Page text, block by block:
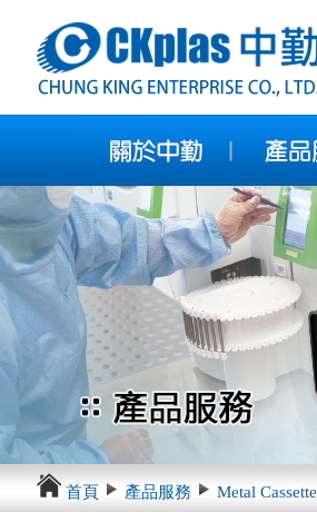
首頁 產品服務 Metal Cassette